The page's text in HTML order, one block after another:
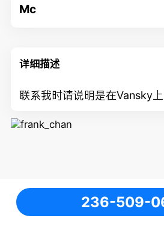
Mc
详细描述
联系我时请说明是在Vansky上
236-509-